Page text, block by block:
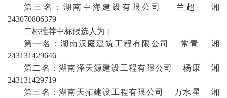
第三名：湖南中海建设有限公司 兰超 湘
243070806379
二标推荐中标候选人为：
第一名：湖南汉庭建筑工程有限公司 常青 湘
243131429646
第二名：湖南泽天源建设工程有限公司 杨康 湘
243131429719
第三名：湖南天拓建设工程有限公司 万水星 湘